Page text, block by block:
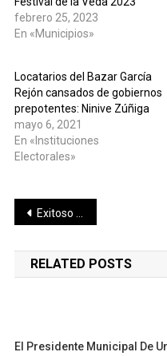
febrero 25, 2023
En «Municipios»
Locatarios del Bazar García
Rejón cansados de gobiernos
prepotentes: Ninive Zúñiga
mayo 6, 2021
En «Instituciones
Electorales»
Navegación
de
entradas
Exitoso test de Salvador de Alba Jr. en Indy Lights, con el Andretti Autosport
RELATED POSTS
El Presidente Municipal De